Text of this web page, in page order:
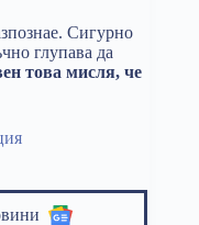
Сигурно
глупава да
това мисля, че